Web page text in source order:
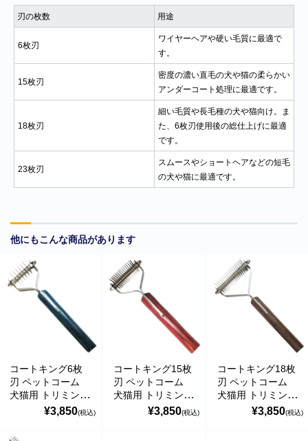
刃の枚数 用途
6枚刃
ワイヤーヘアや硬い毛質に最適で
す。
15枚刃
密度の濃い直毛の犬や猫の柔らかい
アンダーコート処理に最適です。
18枚刃
細い毛質や長毛種の犬や猫向け。ま
た、6枚刃使用後の総仕上げに最適
です。
23枚刃
スムースやショートヘアなどの短毛
の犬や猫に最適です。
他にもこんな商品があります
コートキング6枚
刃 ペットコーム
犬猫用 トリミング
ムダ毛・毛玉取り
にゃんfactory
¥3,850(税込)
コートキング15枚
刃 ペットコーム
犬猫用 トリミング
ムダ毛・毛玉取り
¥3,850(税込)
コートキング18枚
刃 ペットコーム
犬猫用 トリミング
ムダ毛・毛玉取り
¥3,850(税込)
年12月31日～2025年1月5日まで休業させていただきます。年内出
荷は12月30日 13:00ご注文分まで、年始は1月6日より開始いたしま
す。休業期間中にいただきましたご注文やお問い合わせ等に関しま
しては、1月6日より順次対応させていただきます。お客様にはご不
便をおかけ致しますが、何卒ご了承くださいますようお願い申し上
げます。
**当店を騙る不審なメールにご注意ください**発信元がヤマト運輸
であるかのように装い、「Marco-Line」からの荷物が配送される旨
の偽のEメールが届くというお問い合わせが多数寄せられていま
す。当店で注文をしていないのにこのようなメールが届くなど、身
に覚えのない場合は、メールを開いたり、メール内のリンクをタッ
プしたり絶対にしないようご注意ください。なお、ご不明の場合
■**夏期休業日のお知らせ** 2024年8月14日(水)および8月15日(木)は
夏期休業日とさせていただきます。そのため、8月13日(火)14:00か
ら8月16日(金)14:00の間のご注文分の発送は、8月16日(金)となりま
す。ご了承のほどお願い申し上げます。
■Amaricoドッグフード グレインフリー成犬用（レッド）とグレイ
ンフリー成犬～シニア犬用（ゴールド）が新入荷しました。
Amaricoドッグフード
たしました。
輸送遅延のため入荷が遅れておりました。まことに申し訳ございま
せんでした。